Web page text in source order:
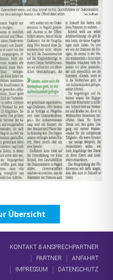
Übersicht
KONTAKT & ANSPRECHPARTNER
PARTNER
ANFAHRT
IMPRESSUM
DATENSCHUTZ